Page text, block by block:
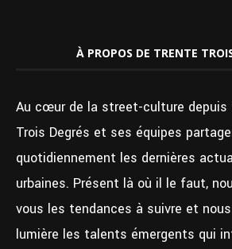
À PROPOS DE TRENTE
Au cœur de la street-culture depuis
Trois Degrés et ses équipes
quotidiennement les dernières
urbaines. Présent là où il le faut,
vous les tendances à suivre et
lumière les talents émergents qui